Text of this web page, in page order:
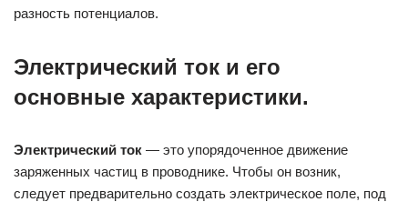
разность потенциалов.
Электрический ток и его
основные характеристики.
Электрический ток — это упорядоченное движение
заряженных частиц в проводнике. Чтобы он возник,
следует предварительно создать электрическое поле, под